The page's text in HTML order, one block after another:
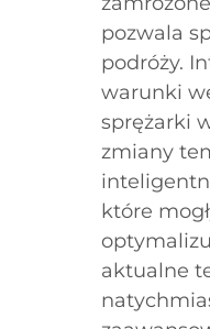
pozwala
podróży.
warunki
sprężarki
zmiany
które
aktualne